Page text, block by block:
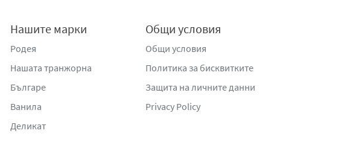
Нашите марки
Родея
Нашата транжорна
Българе
Ванила
Деликат
Общи условия
Общи условия
Политика за бисквитките
Защита на личните данни
Privacy Policy